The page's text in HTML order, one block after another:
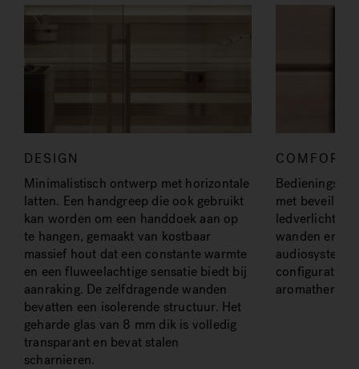
DESIGN
Minimalistisch ontwerp met horizontale
latten. Een handgreep die ook gebruikt
kan worden om een handdoek aan op
te hangen, gemaakt van kostbaar
massief hout dat een constante warmte
en een fluweelachtige sensatie biedt bij
aanraking. De zelfdragende wanden
bevatten een isolerende structuur. Het
geharde glas van 8 mm dik is volledig
transparant en bevat stalen
scharnieren.
COMFORT
met
wanden en in
configuratie).